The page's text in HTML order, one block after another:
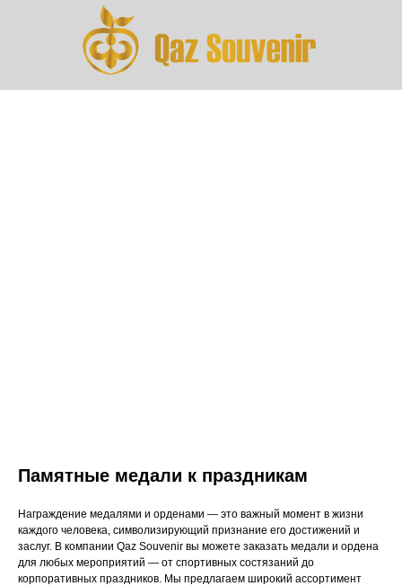
Памятные медали к праздникам
Награждение медалями и орденами — это важный момент в жизни
каждого человека, символизирующий признание его достижений и
заслуг. В компании Qaz Souvenir вы можете заказать медали и ордена
для любых мероприятий — от спортивных состязаний до
корпоративных праздников. Мы предлагаем широкий ассортимент